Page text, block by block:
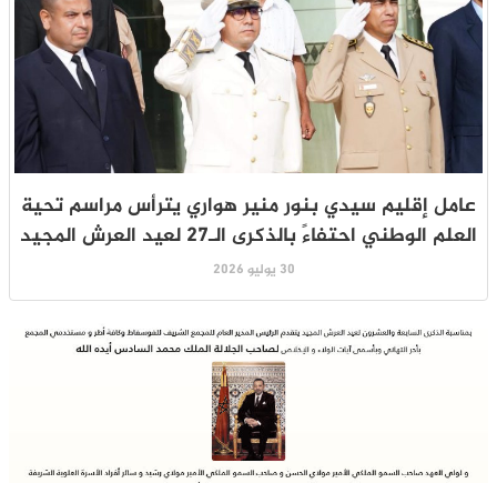
عامل إقليم سيدي بنور منير هواري يترأس مراسم تحية
العلم الوطني احتفاءً بالذكرى الـ27 لعيد العرش المجيد
30 يوليو 2026